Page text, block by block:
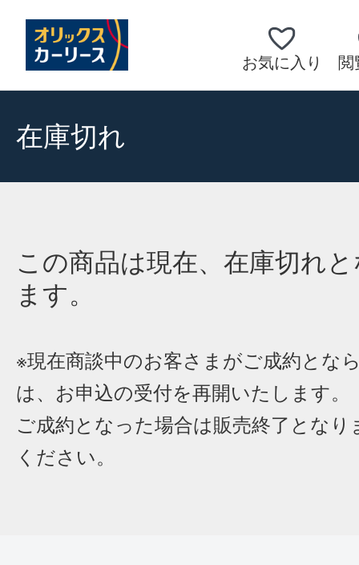
お気に入り 閲
在庫切れ
この商品は現在、在庫切れ
ます。
※現在商談中のお客さまがご成約とな
は、お申込の受付を再開いたします。
ご成約となった場合は販売終了となり
ください。